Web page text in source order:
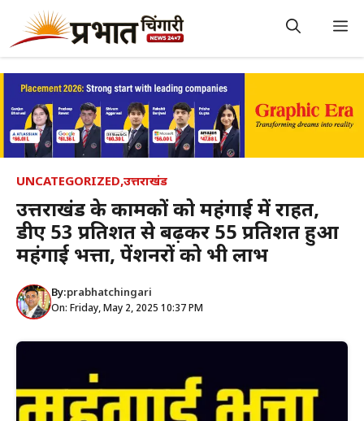
content
UNCATEGORIZED,उत्तराखंड
उत्तराखंड के कार्मिकों को महंगाई में राहत,
डीए 53 प्रतिशत से बढ़कर 55 प्रतिशत हुआ
महंगाई भत्ता, पेंशनरों को भी लाभ
By:prabhatchingari
On: Friday, May 2, 2025 10:37 PM